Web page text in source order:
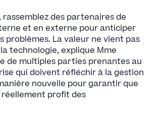
rassemblez des partenaires de
et en externe pour anticiper
problèmes. La valeur ne vient pas
technologie, explique Mme
de multiples parties prenantes au
qui doivent réfléchir à la gestion
nouvelle pour garantir que
réellement profit des